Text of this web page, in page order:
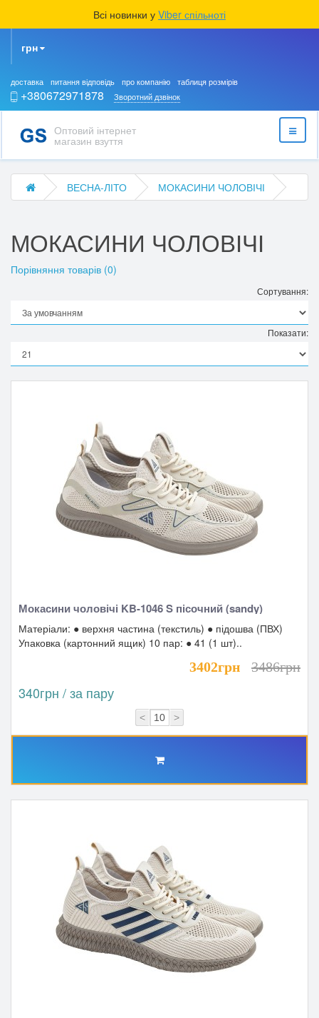
Всі новинки у Viber спільноті
грн
доставка питання відповідь про компанію таблиця розмірів
+380672971878 Зворотний дзвінок
Оптовий інтернет
магазин взуття
ВЕСНА-ЛІТО МОКАСИНИ ЧОЛОВІЧІ
МОКАСИНИ ЧОЛОВІЧІ
Порівняння товарів (0)
Сортування:
Показати:
Мокасини чоловічі KB-1046 S пісочний (sandy)
Матеріали: ● верхня частина (текстиль) ● підошва (ПВХ)
Упаковка (картонний ящик) 10 пар: ● 41 (1 шт)..
3402грн 3486грн
340грн / за пару
< >